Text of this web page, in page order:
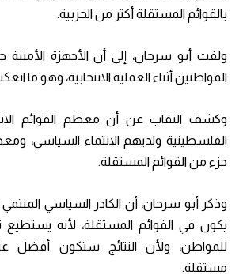
بالقوائم المستقلة أكثر من الحزبية.
ولفت أبو سرحان، إلى أن الأجهزة
المواطنين أثناء العملية الانتخابية، وهو ما
وكشف النقاب عن أن معظم القوائم
الفلسطينية ولديهم الانتماء السياسي،
جزء من القوائم المستقلة.
وذكر أبو سرحان، أن الكادر السياسي المنتمي
يكون في القوائم المستقلة، لأنه
للمواطن، ولأن النتائج ستكون أفضل
مستقلة.